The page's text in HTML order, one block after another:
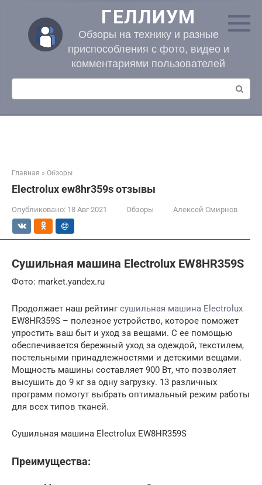
контенту
ГЕЛЛИУМ
Обзоры на технику и разные
приспособления с фото, видео и
комментариями пользователей
Поиск:
Главная » Обзоры
Electrolux ew8hr359s отзывы
Опубликовано: 18 Авг 2021 Обзоры Алексей Смирнов
Сушильная машина Electrolux EW8HR359S
Фото: market.yandex.ru
Продолжает наш рейтингсушильная машина Electrolux
EW8HR359S – полезное устройство, которое поможет
упростить ваш быт и уход за вещами. С ее помощью
обеспечивается бережный уход за одеждой, текстилем,
постельными принадлежностями и детскими вещами.
Мощность машины составляет 900 Вт, что позволяет
высушить до 9 кг за одну загрузку. 13 различных
программ помогут выбрать оптимальный режим работы
для всех типов тканей.
Сушильная машина Electrolux EW8HR359S
Преимущества: